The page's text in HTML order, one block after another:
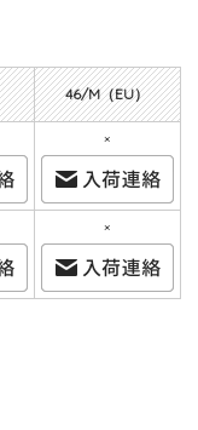
46/M（EU）
×
×